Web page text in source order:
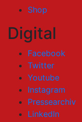
Shop
Digital
Facebook
Twitter
Youtube
Instagram
Pressearchiv
LinkedIn